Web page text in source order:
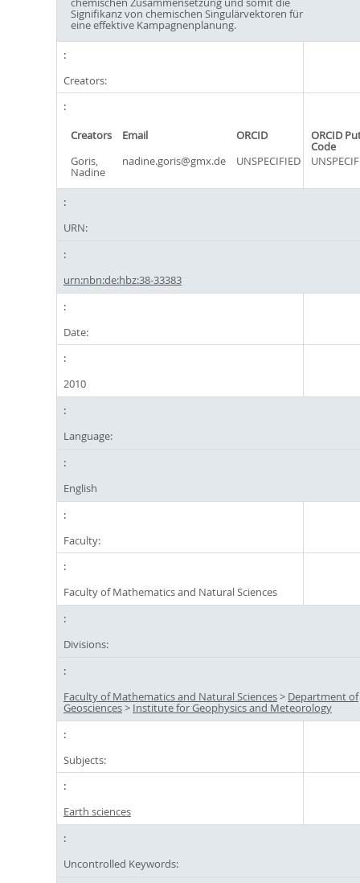
Signifikanz von chemischen Singulärvektoren für
eine effektive Kampagnenplanung.
Creators:
Creators Email ORCID ORCID
Code
Goris,
Nadine
nadine.goris@gmx.de UNSPECIFIED
URN:
urn:nbn:de:hbz:38-33383
Date:
2010
Language:
English
Faculty:
Faculty of Mathematics and Natural Sciences
Divisions:
Faculty of Mathematics and Natural Sciences> Department of
Geosciences> Institute for Geophysics and Meteorology
Subjects:
Earth sciences
Uncontrolled Keywords: